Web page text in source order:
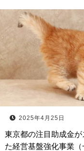
2025年4月25日
東京都の注目助成金
た経営基盤強化事業